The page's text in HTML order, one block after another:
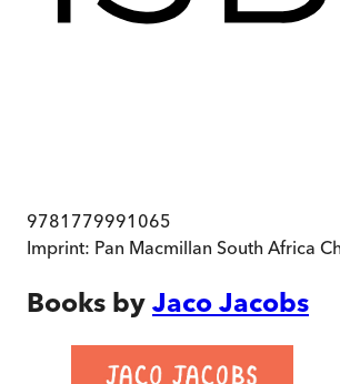
9781779991065
Imprint: Pan Macmillan South Africa
Books by Jaco Jacobs